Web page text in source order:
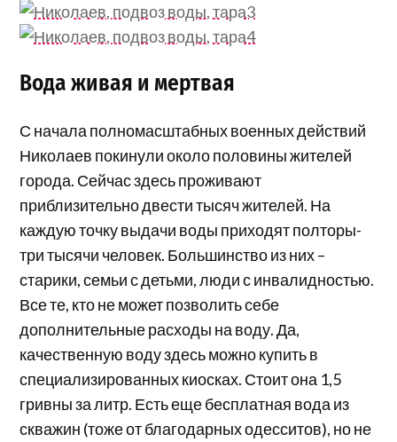
Вода живая и мертвая
С начала полномасштабных военных действий
Николаев покинули около половины жителей
города. Сейчас здесь проживают
приблизительно двести тысяч жителей. На
каждую точку выдачи воды приходят полторы-
три тысячи человек. Большинство из них –
старики, семьи с детьми, люди с инвалидностью.
Все те, кто не может позволить себе
дополнительные расходы на воду. Да,
качественную воду здесь можно купить в
специализированных киосках. Стоит она 1,5
гривны за литр. Есть еще бесплатная вода из
скважин (тоже от благодарных одесситов), но не